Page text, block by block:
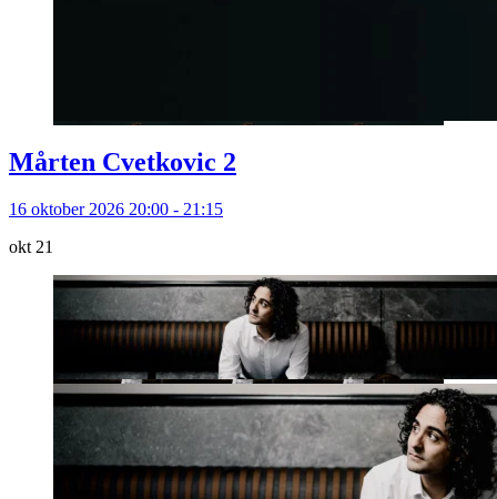
Mårten Cvetkovic 2
16 oktober 2026 20:00 - 21:15
okt 21